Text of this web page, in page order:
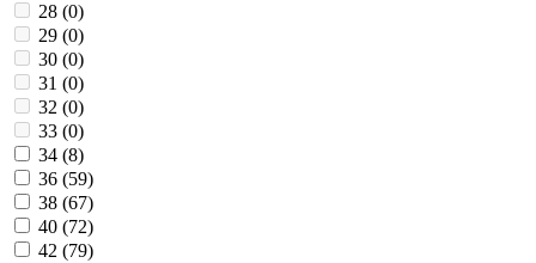
28 (0)
29 (0)
30 (0)
31 (0)
32 (0)
33 (0)
34 (8)
36 (59)
38 (67)
40 (72)
42 (79)